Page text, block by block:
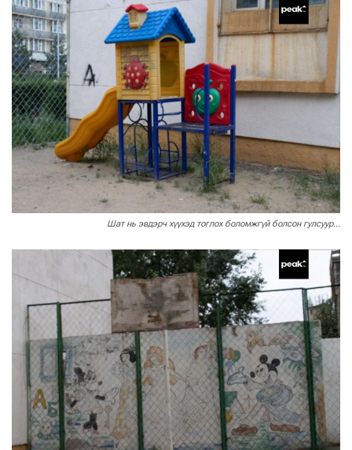
Шат нь эвдэрч хүүхэд тоглох боломжгүй болсон гулсуур...